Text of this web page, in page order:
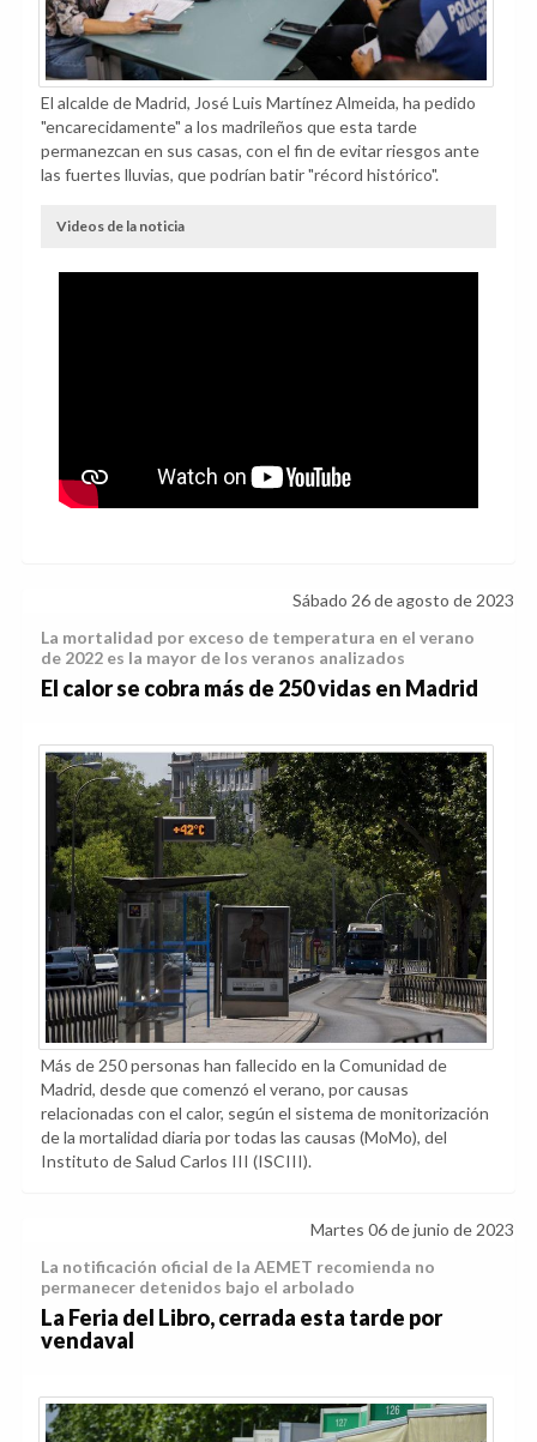
El alcalde de Madrid, José Luis Martínez Almeida, ha pedido
"encarecidamente" a los madrileños que esta tarde
permanezcan en sus casas, con el fin de evitar riesgos ante
las fuertes lluvias, que podrían batir "récord histórico".
Videos de la noticia
Sábado 26 de agosto de 2023
La mortalidad por exceso de temperatura en el verano
de 2022 es la mayor de los veranos analizados
El calor se cobra más de 250 vidas en Madrid
Más de 250 personas han fallecido en la Comunidad de
Madrid, desde que comenzó el verano, por causas
relacionadas con el calor, según el sistema de monitorización
de la mortalidad diaria por todas las causas (MoMo), del
Instituto de Salud Carlos III (ISCIII).
Martes 06 de junio de 2023
La notificación oficial de la AEMET recomienda no
permanecer detenidos bajo el arbolado
La Feria del Libro, cerrada esta tarde por
vendaval